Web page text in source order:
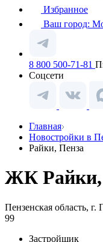
Избранное
Ваш город:
8 800 500-71-81
Соцсети
Главная
Новостройки в
Райки, Пенза
ЖК Райки,
Пензенская область,
99
Застройщик